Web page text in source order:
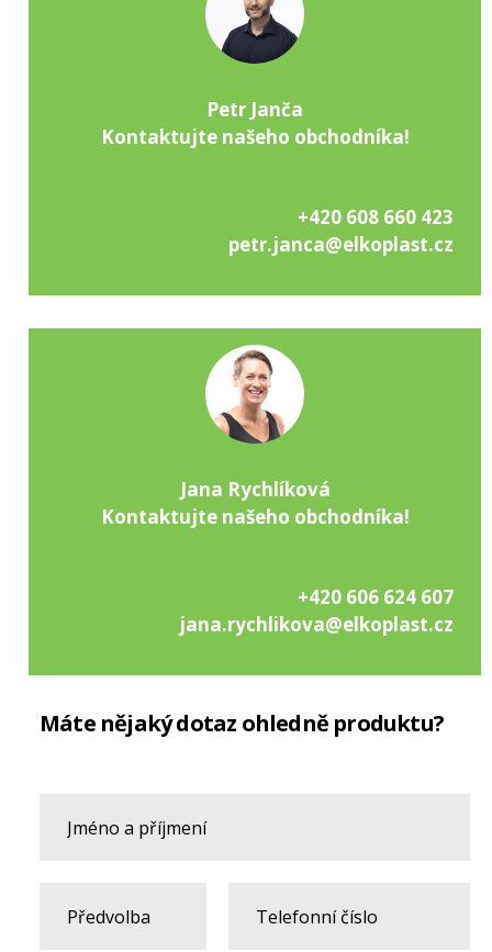
Petr Janča
Kontaktujte našeho obchodníka!
+420 608 660 423
petr.janca@elkoplast.cz
Jana Rychlíková
Kontaktujte našeho obchodníka!
+420 606 624 607
jana.rychlikova@elkoplast.cz
Máte nějaký dotaz ohledně produktu?